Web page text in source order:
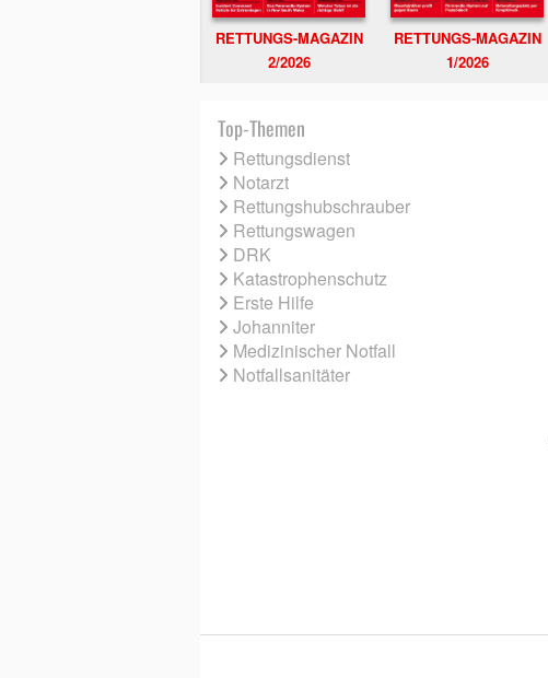
RETTUNGS-MAGAZIN
2/2026
RETTUNGS-MAGAZIN
1/2026
Top-Themen
Rettungsdienst
Notarzt
Rettungshubschrauber
Rettungswagen
DRK
Katastrophenschutz
Erste Hilfe
Johanniter
Medizinischer Notfall
Notfallsanitäter